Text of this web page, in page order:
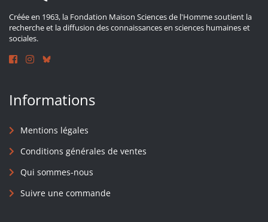
Créée en 1963, la Fondation Maison Sciences de l'Homme soutient la
recherche et la diffusion des connaissances en sciences humaines et
sociales.
Informations
Mentions légales
Conditions générales de ventes
Qui sommes-nous
Suivre une commande